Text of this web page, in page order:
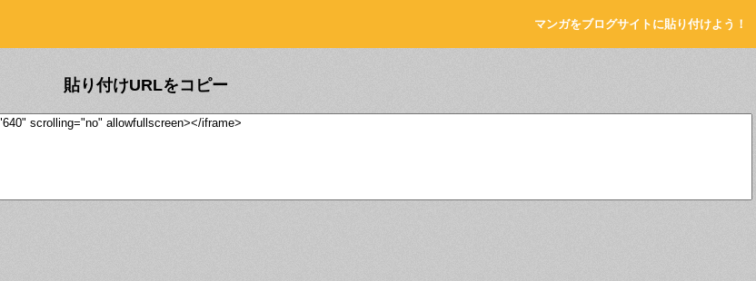
マンガをブログサイトに貼り付けよう！
貼り付けURLをコピー